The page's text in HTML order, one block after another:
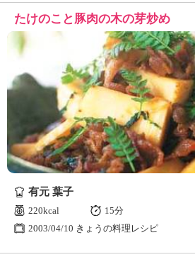
たけのこと豚肉の木の芽炒め
有元 葉子
220kcal
15分
2003/04/10 きょうの料理レシピ